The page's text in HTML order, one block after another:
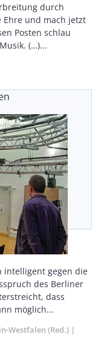
durch
Ehre und mach jetzt
Posten schlau
(…)...
intelligent gegen die
des Berliner
dass
möglich...
Westfalen (Red.)